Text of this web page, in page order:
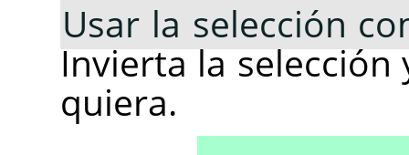
Usar la selección
Invierta la
quiera.